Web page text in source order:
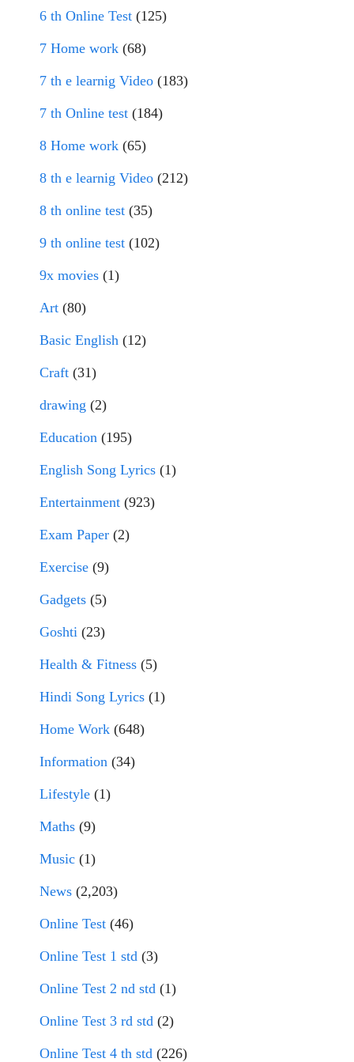
6 th Online Test (125)
7 Home work (68)
7 th e learnig Video (183)
7 th Online test (184)
8 Home work (65)
8 th e learnig Video (212)
8 th online test (35)
9 th online test (102)
9x movies (1)
Art (80)
Basic English (12)
Craft (31)
drawing (2)
Education (195)
English Song Lyrics (1)
Entertainment (923)
Exam Paper (2)
Exercise (9)
Gadgets (5)
Goshti (23)
Health & Fitness (5)
Hindi Song Lyrics (1)
Home Work (648)
Information (34)
Lifestyle (1)
Maths (9)
Music (1)
News (2,203)
Online Test (46)
Online Test 1 std (3)
Online Test 2 nd std (1)
Online Test 3 rd std (2)
Online Test 4 th std (226)